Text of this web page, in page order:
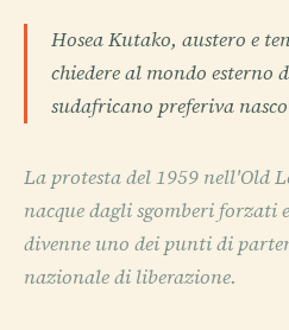
Hosea Kutako, austero e
chiedere al mondo esterno
sudafricano preferiva
La protesta del 1959 nell'Old
nacque dagli sgomberi forzati
divenne uno dei punti di
nazionale di liberazione.